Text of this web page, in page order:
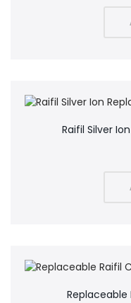
Raifil Silver
Replaceable